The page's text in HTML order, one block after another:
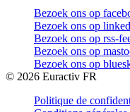
Bezoek ons op
Bezoek ons op
Bezoek ons op rss-
Bezoek ons op
Bezoek ons op
© 2026 Euractiv FR
Politique de